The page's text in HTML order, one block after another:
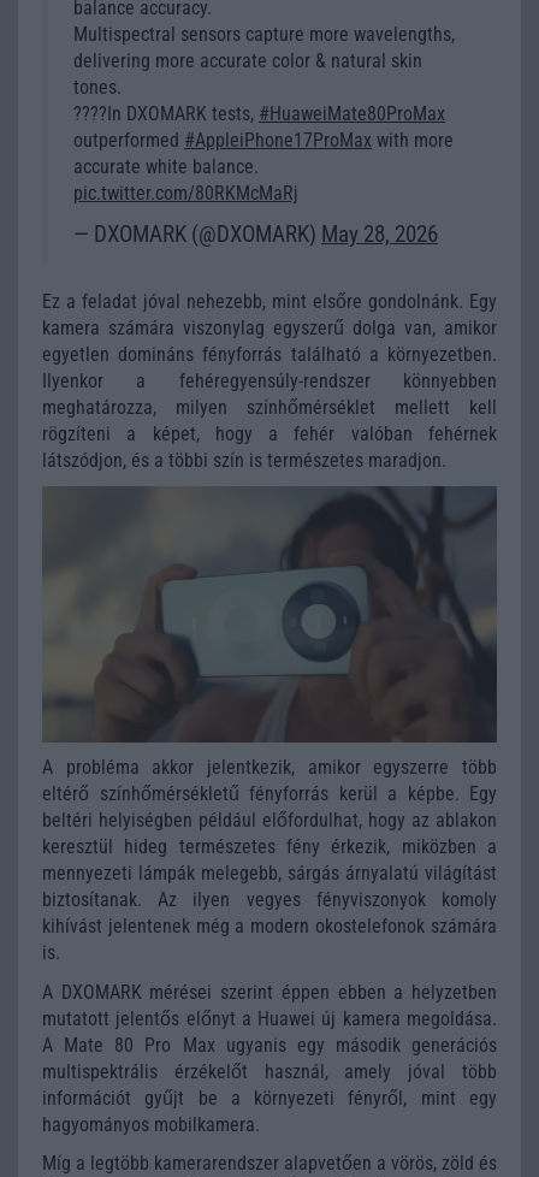
balance accuracy.
Multispectral sensors capture more wavelengths,
delivering more accurate color & natural skin
tones.
????In DXOMARK tests, #HuaweiMate80ProMax
outperformed #AppleiPhone17ProMax with more
accurate white balance.
pic.twitter.com/80RKMcMaRj
— DXOMARK (@DXOMARK) May 28, 2026
Ez a feladat jóval nehezebb, mint elsőre gondolnánk. Egy
kamera számára viszonylag egyszerű dolga van, amikor
egyetlen domináns fényforrás található a környezetben.
Ilyenkor a fehéregyensúly-rendszer könnyebben
meghatározza, milyen színhőmérséklet mellett kell
rögzíteni a képet, hogy a fehér valóban fehérnek
látszódjon, és a többi szín is természetes maradjon.
A probléma akkor jelentkezik, amikor egyszerre több
eltérő színhőmérsékletű fényforrás kerül a képbe. Egy
beltéri helyiségben például előfordulhat, hogy az ablakon
keresztül hideg természetes fény érkezik, miközben a
mennyezeti lámpák melegebb, sárgás árnyalatú világítást
biztosítanak. Az ilyen vegyes fényviszonyok komoly
kihívást jelentenek még a modern okostelefonok számára
is.
A DXOMARK mérései szerint éppen ebben a helyzetben
mutatott jelentős előnyt a Huawei új kamera megoldása.
A Mate 80 Pro Max ugyanis egy második generációs
multispektrális érzékelőt használ, amely jóval több
információt gyűjt be a környezeti fényről, mint egy
hagyományos mobilkamera.
Míg a legtöbb kamerarendszer alapvetően a vörös, zöld és